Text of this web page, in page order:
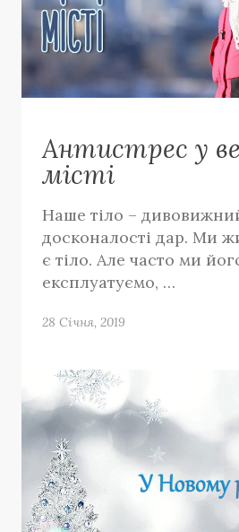
Антистрес у
місті
Наше тіло –
досконалості дар. Ми
є тіло. Але часто ми
експлуатуємо, …
28 Січня, 2019